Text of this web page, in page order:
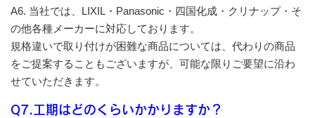
A6. 当社では、LIXIL・Panasonic・四国化成・クリナップ・そ
の他各種メーカーに対応しております。
規格違いで取り付けが困難な商品については、代わりの商品
をご提案することもございますが、可能な限りご要望に沿わ
せていただきます。
Q7.工期はどのくらいかかりますか？